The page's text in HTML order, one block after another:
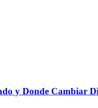
y Donde Cambiar